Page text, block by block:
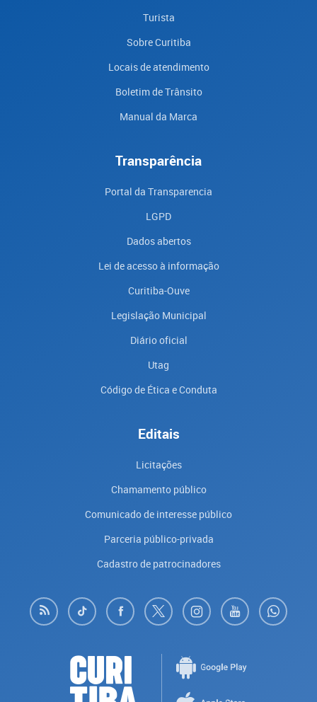
Turista
Sobre Curitiba
Locais de atendimento
Boletim de Trânsito
Manual da Marca
Transparência
Portal da Transparencia
LGPD
Dados abertos
Lei de acesso à informação
Curitiba-Ouve
Legislação Municipal
Diário oficial
Utag
Código de Ética e Conduta
Editais
Licitações
Chamamento público
Comunicado de interesse público
Parceria público-privada
Cadastro de patrocinadores